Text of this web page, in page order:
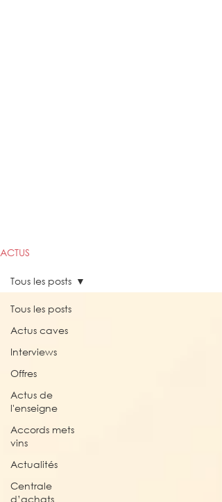
ACTUS
Tous les posts
Actus caves
Interviews
Offres
Actus de
l'enseigne
Accords mets
vins
Actualités
Centrale
d’achats
Tous les posts